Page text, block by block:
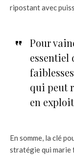
ripostant avec
Pour
essentiel
qui peut
en
En somme, la clé
stratégie qui marie